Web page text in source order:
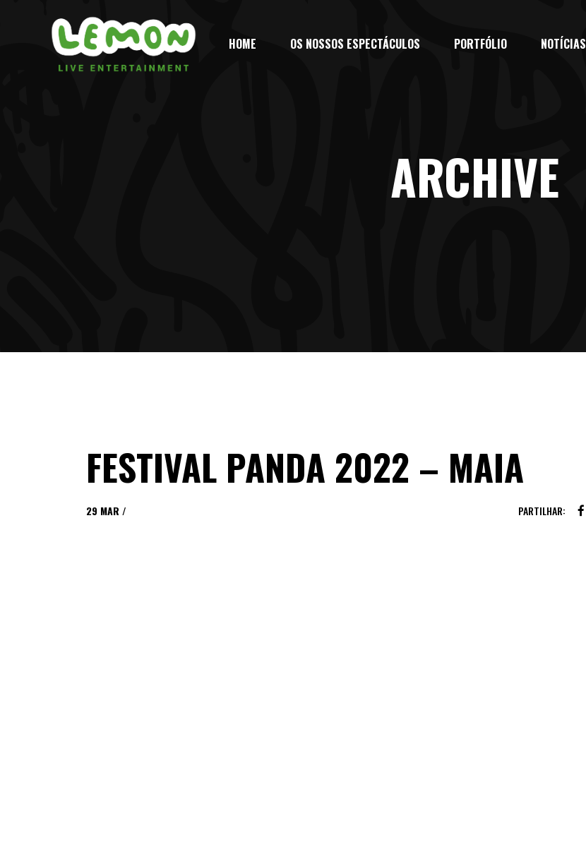
HOME OS NOSSOS ESPECTÁCULOS PORTFÓLIO NOTÍCIAS
ARCHIVE
FESTIVAL PANDA 2022 – MAIA
29 MAR PARTILHAR: